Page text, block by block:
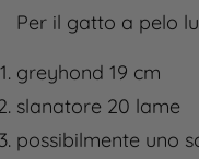
Per il gatto a pelo
greyhond 19 cm
slanatore 20 lame
possibilmente uno